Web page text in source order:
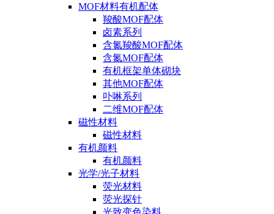
MOF材料有机配体
羧酸MOF配体
卤素系列
含氮羧酸MOF配体
含氮MOF配体
有机框架单体砌块
其他MOF配体
卟啉系列
二维MOF配体
磁性材料
磁性材料
有机颜料
有机颜料
光学/光子材料
荧光材料
荧光探针